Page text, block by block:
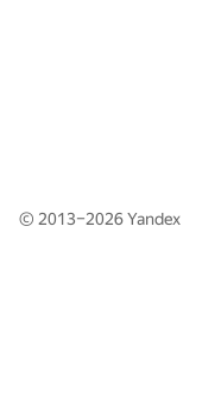
© 2013–2026Yandex